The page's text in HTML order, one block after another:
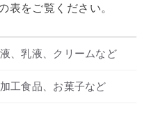
表をご覧ください。
、乳液、クリームなど
工食品、お菓子など